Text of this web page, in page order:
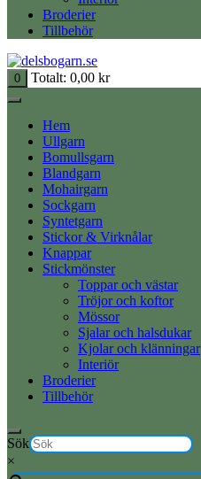
Broderier
Tillbehör
0 Totalt: 0,00 kr
Hem
Ullgarn
Bomullsgarn
Blandgarn
Mohairgarn
Sockgarn
Syntetgarn
Stickor & Virknålar
Knappar
Stickmönster
Toppar och västar
Tröjor och koftor
Mössor
Sjalar och halsdukar
Kjolar och klänningar
Interiör
Broderier
Tillbehör
Sök
×